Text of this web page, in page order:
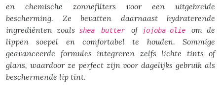
en chemische zonnefilters voor een uitgebreide
bescherming. Ze bevatten daarnaast hydraterende
ingrediënten zoals
shea butter of jojoba-olieom de
lippen soepel en comfortabel te houden. Sommige
geavanceerde formules integreren zelfs lichte tints of
glans, waardoor ze perfect zijn voor dagelijks gebruik als
beschermende lip tint.